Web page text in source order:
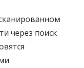
через поиск